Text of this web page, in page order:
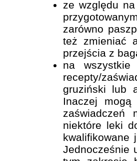
ze względu
zarówno
też zmieniać
przejścia z
na
recepty/
gruziński lub
Inaczej
zaświadczeń
niektóre leki
kwalifikowane
Jednocześnie